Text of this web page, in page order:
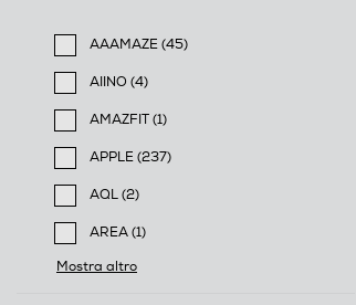
AAAMAZE (45)
Filtra per Marca: AAAMAZE
AIINO (4)
Filtra per Marca: AIINO
AMAZFIT (1)
Filtra per Marca: AMAZFIT
APPLE (237)
Filtra per Marca: APPLE
AQL (2)
Filtra per Marca: AQL
AREA (1)
Filtra per Marca: AREA
Mostra altro